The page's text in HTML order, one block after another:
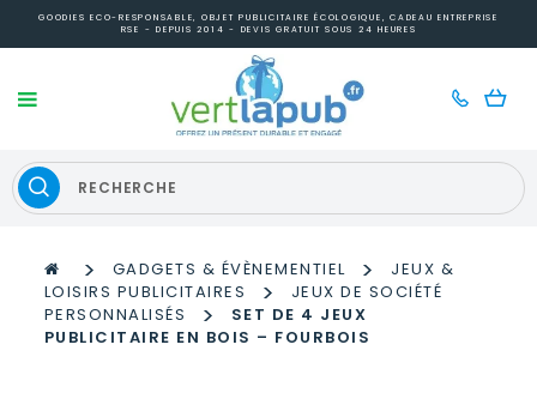
GOODIES ECO-RESPONSABLE, OBJET PUBLICITAIRE ÉCOLOGIQUE, CADEAU ENTREPRISE
RSE - DEPUIS 2014 - DEVIS GRATUIT SOUS 24 HEURES
> GADGETS & ÉVÈNEMENTIEL >
JEUX &
LOISIRS PUBLICITAIRES
>
JEUX DE SOCIÉTÉ
PERSONNALISÉS
>
SET DE 4 JEUX
PUBLICITAIRE EN BOIS – FOURBOIS